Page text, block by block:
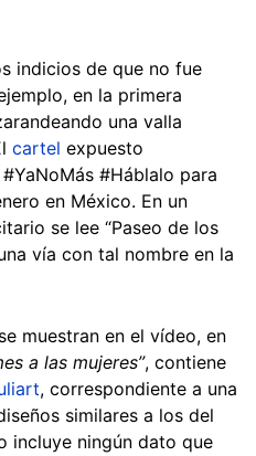
indicios de que no fue
en la primera
una valla
cartel expuesto
#YaNoMás #Háblalo para
en México. En un
se lee “Paseo de los
vía con tal nombre en la
muestran en el vídeo, en
a las mujeres”, contiene
, correspondiente a una
similares a los del
incluye ningún dato que